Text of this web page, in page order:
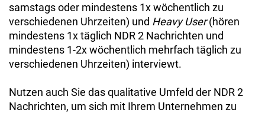
samstags oder mindestens 1x wöchentlich zu
verschiedenen Uhrzeiten) und Heavy User(hören
mindestens 1x täglich NDR 2 Nachrichten und
mindestens 1-2x wöchentlich mehrfach täglich zu
verschiedenen Uhrzeiten) interviewt.
Nutzen auch Sie das qualitative Umfeld der NDR 2
Nachrichten, um sich mit Ihrem Unternehmen zu